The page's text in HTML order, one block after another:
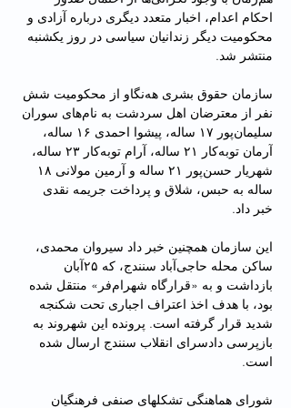
احکام اعدام، اخبار متعدد دیگری درباره آزادی و
محکومیت دیگر زندانیان سیاسی در روز یکشنبه
منتشر شد.
سازمان حقوق بشری هه‌نگاو از محکومیت شش
نفر از معترضان اهل سردشت به نام‌های سوران
سلیمان‌پور ۱۷ ساله، پیشوا احمدی ۱۶ ساله،
آرمان توبه‌کار ۲۱ ساله، آرام توبه‌کار ۲۳ ساله،
ساله به حبس، شلاق و پرداخت جریمه نقدی
خبر داد.
این سازمان همچنین خبر داد سیروان محمدی،
ساکن محله حاجی‌آباد سنندج، که ٢۵آبان
بازداشت و به «قرارگاه شهرام‌فر» منتقل شده
بود، با هدف اخذ اعتراف اجباری تحت شکنجه
شدید قرار گرفته است. پرونده این شهروند به
بازپرسی دادسرای انقلاب سنندج ارسال شده
است.
شورای هماهنگی تشکلهای صنفی فرهنگیان